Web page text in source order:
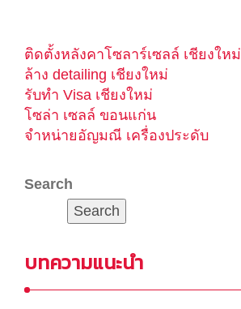
ติดตั้งหลังคาโซลาร์เซลล์ เชียงใหม่
ล้าง detailing เชียงใหม่
รับทำ Visa เชียงใหม่
โซล่า เซลล์ ขอนแก่น
จำหน่ายอัญมณี เครื่องประดับ
Search
Search
บทความแนะนำ